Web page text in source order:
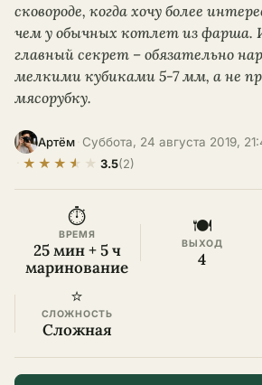
сковороде, когда хочу более
чем у обычных котлет из фарша.
главный секрет – обязательно
мелкими кубиками 5-7 мм, а не
мясорубку.
Артём Суббота, 24 августа 2019,
★ ★ ★ ★ ★ 3.5(2)
⏱
ВРЕМЯ
25 мин + 5 ч
маринование
🍽
ВЫХОД
4
⭐
СЛОЖНОСТЬ
Сложная